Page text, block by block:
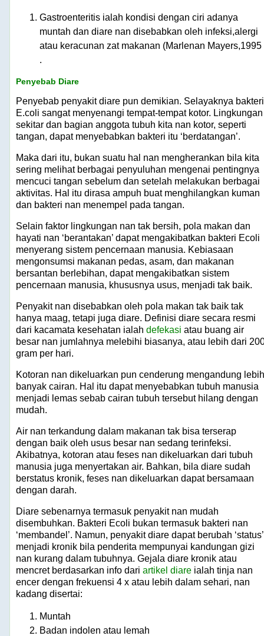
Gastroenteritis ialah kondisi dengan ciri adanya
muntah dan diare nan disebabkan oleh infeksi,alergi
atau keracunan zat makanan (Marlenan Mayers,1995
.
Penyebab Diare
Penyebab penyakit diare pun demikian. Selayaknya
E.coli sangat menyenangi tempat-tempat kotor. Lingkungan
sekitar dan bagian anggota tubuh kita nan kotor, seperti
tangan, dapat menyebabkan bakteri itu ‘berdatangan’.
Maka dari itu, bukan suatu hal nan mengherankan bila kita
sering melihat berbagai penyuluhan mengenai pentingnya
mencuci tangan sebelum dan setelah melakukan berbagai
aktivitas. Hal itu dirasa ampuh buat menghilangkan kuman
dan bakteri nan menempel pada tangan.
Selain faktor lingkungan nan tak bersih, pola makan dan
hayati nan ‘berantakan’ dapat mengakibatkan bakteri Ecoli
menyerang sistem pencernaan manusia. Kebiasaan
mengonsumsi makanan pedas, asam, dan makanan
bersantan berlebihan, dapat mengakibatkan sistem
pencernaan manusia, khususnya usus, menjadi tak baik.
Penyakit nan disebabkan oleh pola makan tak baik tak
hanya maag, tetapi juga diare. Definisi diare secara resmi
dari kacamata kesehatan ialah defekasi atau buang air
besar nan jumlahnya melebihi biasanya, atau lebih dari
gram per hari.
Kotoran nan dikeluarkan pun cenderung mengandung lebih
banyak cairan. Hal itu dapat menyebabkan tubuh manusia
menjadi lemas sebab cairan tubuh tersebut hilang dengan
mudah.
Air nan terkandung dalam makanan tak bisa terserap
dengan baik oleh usus besar nan sedang terinfeksi.
Akibatnya, kotoran atau feses nan dikeluarkan dari tubuh
manusia juga menyertakan air. Bahkan, bila diare sudah
berstatus kronik, feses nan dikeluarkan dapat bersamaan
dengan darah.
Diare sebenarnya termasuk penyakit nan mudah
disembuhkan. Bakteri Ecoli bukan termasuk bakteri nan
‘membandel’. Namun, penyakit diare dapat berubah ‘status’
menjadi kronik bila penderita mempunyai kandungan gizi
nan kurang dalam tubuhnya. Gejala diare kronik atau
mencret berdasarkan info dari artikel diare ialah tinja nan
encer dengan frekuensi 4 x atau lebih dalam sehari, nan
kadang disertai:
Muntah
Badan indolen atau lemah